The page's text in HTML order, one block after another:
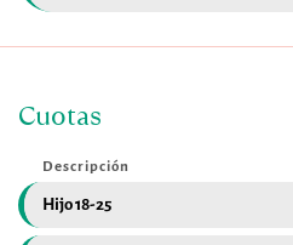
Cuotas
Descripción
Hijo 18-25